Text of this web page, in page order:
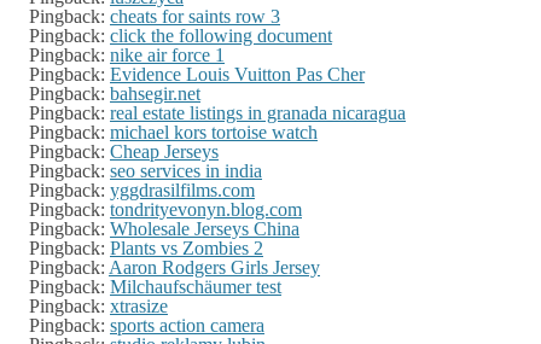
Pingback: cheats for saints row 3
Pingback: click the following document
Pingback: nike air force 1
Pingback: Evidence Louis Vuitton Pas Cher
Pingback: bahsegir.net
Pingback: real estate listings in granada nicaragua
Pingback: michael kors tortoise watch
Pingback: Cheap Jerseys
Pingback: seo services in india
Pingback: yggdrasilfilms.com
Pingback: tondrityevonyn.blog.com
Pingback: Wholesale Jerseys China
Pingback: Plants vs Zombies 2
Pingback: Aaron Rodgers Girls Jersey
Pingback: Milchaufschäumer test
Pingback: xtrasize
Pingback: sports action camera